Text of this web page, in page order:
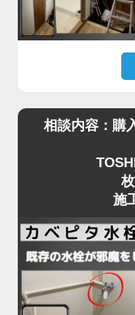
がら、数ミリ単
を完了しました
大変ご満足いた
「スペースが狭
い設置条件でも
まずはお気軽に
な方法をご提案
っとした障害が
今回、枚方市で
は、「購入した
の扉に当たって
現地確認の結果
法ギリギリで、
扉が障害物とな
め、扉を丁寧に
に設置。その後
相談内容：購
施